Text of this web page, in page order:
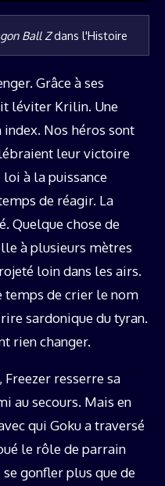
Ball Z dans l'Histoire
Grâce à ses
léviter Krilin. Une
Nos héros sont
leur victoire
à la puissance
de réagir. La
Quelque chose de
à plusieurs mètres
loin dans les airs.
temps de crier le nom
sardonique du tyran.
rien changer.
resserre sa
au secours. Mais en
qui Goku a traversé
le rôle de parrain
gonfler plus que de